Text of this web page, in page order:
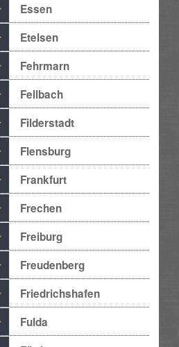
Essen
Etelsen
Fehrmarn
Fellbach
Filderstadt
Flensburg
Frankfurt
Frechen
Freiburg
Freudenberg
Friedrichshafen
Fulda